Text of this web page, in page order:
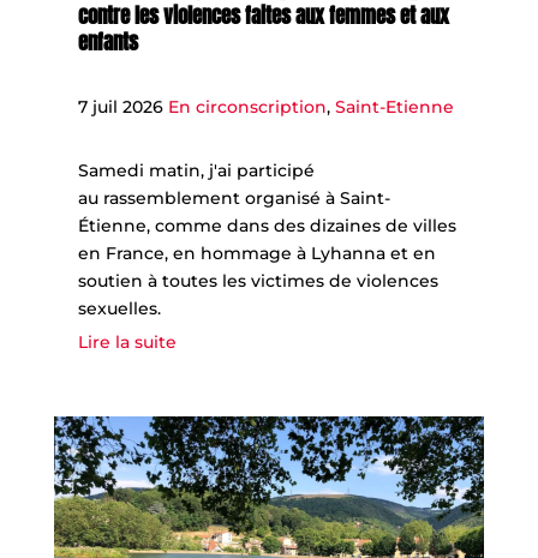
contre les violences faites aux femmes et aux
enfants
7 juil 2026 En circonscription, Saint-Etienne
Samedi matin, j'ai participé
au rassemblement organisé à Saint-
Étienne, comme dans des dizaines de villes
en France, en hommage à Lyhanna et en
soutien à toutes les victimes de violences
sexuelles.
Lire la suite